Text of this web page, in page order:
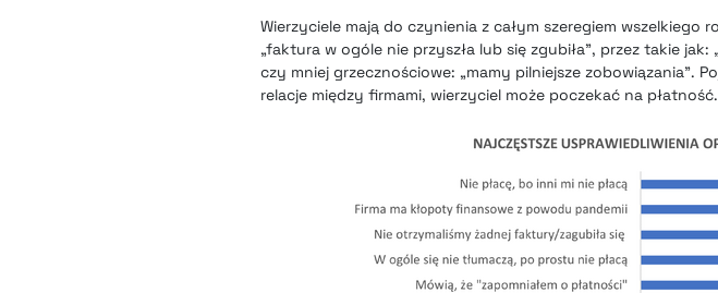
Wierzyciele mają do czynienia z całym szeregiem
„faktura w ogóle nie przyszła lub się zgubiła”, przez takie
czy mniej grzecznościowe: „mamy pilniejsze zobowiązania”.
relacje między firmami, wierzyciel może poczekać na płatność.